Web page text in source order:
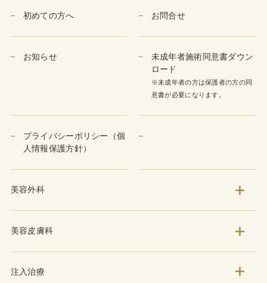
初めての方へ お問合せ
お知らせ
未成年者施術同意書ダウン
ロード
※未成年者の方は保護者の方の同
意書が必要になります。
プライバシーポリシー（個
人情報保護方針）
美容外科
美容皮膚科
注入治療